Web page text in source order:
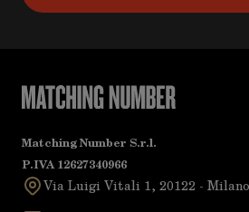
Matching Number S.r.l.
P.IVA 12627340966
Via Luigi Vitali 1, 20122 -